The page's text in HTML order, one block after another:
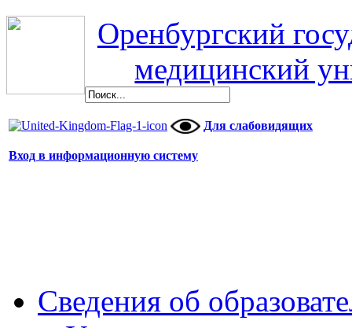
Оренбургский
медицинский
Для слабовидящих
Вход в информационную систему
Сведения об